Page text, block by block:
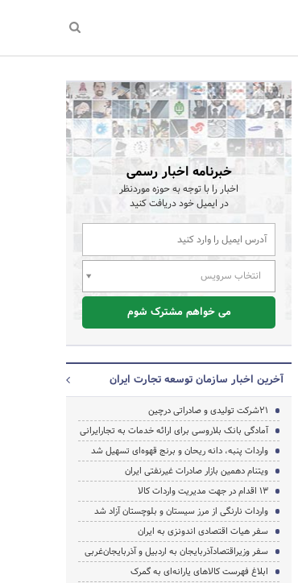
خبرنامه اخبار رسمی
اخبار را با توجه به حوزه موردنظر
در ایمیل خود دریافت کنید
انتخاب سرویس
می خواهم مشترک شوم
آخرین اخبار سازمان توسعه تجارت ایران
21شرکت تولیدی و صادراتی درچین
آمادگی بانک بلاروسی برای ارائه خدمات به تجارایرانی
واردات پنبه، دانه ریحان و برنج قهوه‌ای تسهیل شد
ویتنام دهمین بازار صادرات غیرنفتی ایران
۱۳ اقدام در جهت مدیریت واردات کالا
واردات نارنگی از مرز سیستان و بلوچستان آزاد شد
سفر هیات اقتصادی اندونزی به ایران
سفر وزیراقتصادآذربایجان به اردبیل و آذربایجان‌غربی
ابلاغ فهرست کالاهای یارانه‌ای به گمرک